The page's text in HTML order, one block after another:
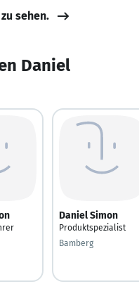
sehen.
Daniel
Daniel Simon
Produktspezialist
Bamberg